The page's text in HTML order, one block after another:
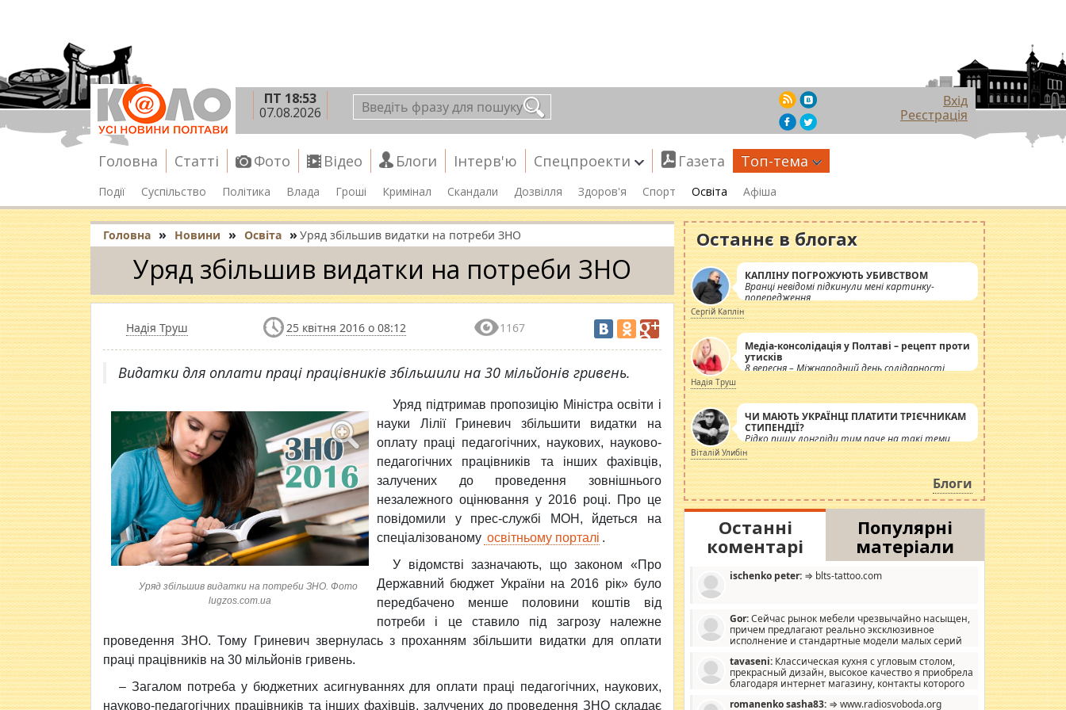
ПТ 18:53
07.08.2026
Вхід
Реєстрація
Головна Статті Фото Відео Блоги Інтерв'ю Спецпроекти Газета Топ-тема
Події Суспільство Політика Влада Гроші Кримінал Скандали Дозвілля Здоров'я Спорт Освіта Афіша
Головна » Новини » Освіта » Уряд збільшив видатки на потреби ЗНО
Уряд збільшив видатки на потреби ЗНО
Надія Труш 25 квітня 2016 о 08:12 1167
Видатки для оплати праці працівників збільшили на 30 мільйонів гривень.
Уряд збільшив видатки на потреби ЗНО. Фото
lugzos.com.ua
Уряд підтримав пропозицію Міністра освіти і
науки Лілії Гриневич збільшити видатки на
оплату праці педагогічних, наукових, науково-
педагогічних працівників та інших фахівців,
залучених до проведення зовнішнього
незалежного оцінювання у 2016 році. Про це
повідомили у прес-службі МОН, йдеться на
спеціалізованому освітньому порталі .
У відомстві зазначають, що законом «Про
Державний бюджет України на 2016 рік» було
передбачено менше половини коштів від
потреби і це ставило під загрозу належне
проведення ЗНО. Тому Гриневич звернулась з проханням збільшити видатки для оплати
праці працівників на 30 мільйонів гривень.
– Загалом потреба у бюджетних асигнуваннях для оплати праці педагогічних, наукових,
науково-педагогічних працівників та інших фахівців, залучених до проведення ЗНО складає
Останнє в блогах
КАПЛІНУ ПОГРОЖУЮТЬ УБИВСТВОМ
Вранці невідомі підкинули мені картинку-
попередження
Сергій Каплін
Медіа-консолідація у Полтаві – рецепт проти
утисків
8 вересня – Міжнародний день солідарності
журналістів.
Надія Труш
ЧИ МАЮТЬ УКРАЇНЦІ ПЛАТИТИ ТРІЄЧНИКАМ
СТИПЕНДІЇ?
Рідко пишу лонгріди тим паче на такі теми,
але вже просто дістало! Обурюють сьогоднішні
інсенуації навколо стипендіального питання.
Штучно роздувається ще одна соціальна
катастрофа.
Віталій Улибін
Блоги
Останні
коментарі
Популярні
матеріали
ischenko peter: ⇒ blts-tattoo.com
Gor:Сейчас рынок мебели чрезвычайно насыщен,
причем предлагают реально эксклюзивное
исполнение и стандартные модели малых серий
дизайну, мало походит на стандартные формы, в MebelOk,
креативненько и что главное - со вкусом все в порядке,
без ненужных наворотов удорожающих мебель, а это не
tavaseni: Классическая кухня с угловым столом,
прекрасный дизайн, высокое качество я приобрела
благодаря интернет магазину, контакты которого
romanenko sasha83: ⇒ www.radiosvoboda.org